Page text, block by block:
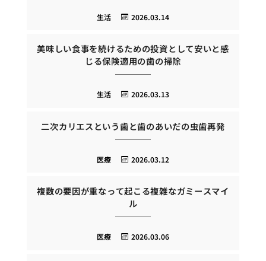
2026.03.14
生活
美味しい食事を続けるための投資として安いと感
じる保険適用の歯の掃除
2026.03.13
生活
二次カリエスという歯と歯のあいだの虫歯再発
2026.03.12
医療
複数の要因が重なって起こる複雑なガミースマイ
ル
2026.03.06
医療